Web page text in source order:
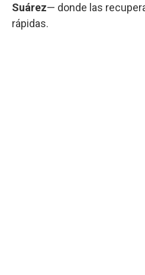
Suárez— donde las
rápidas.